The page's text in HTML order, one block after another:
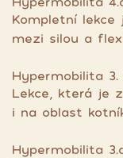
Kompletní
mezi silou a
Hypermobilita
Lekce, která je
i na oblast
Hypermobilita